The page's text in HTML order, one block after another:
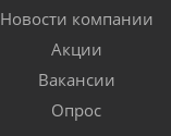
Новости компании
Акции
Вакансии
Опрос